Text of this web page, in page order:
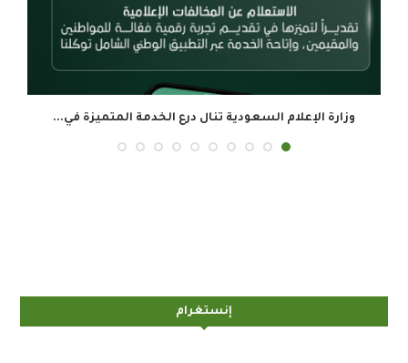
المجموعة السعودية للأبحاث والإعلام تحقق 34.8 مليون ريال...
إنستغرام